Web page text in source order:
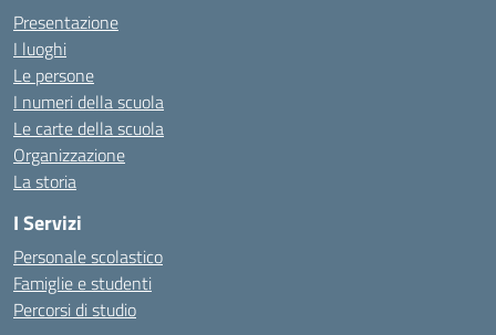
Presentazione
I luoghi
Le persone
I numeri della scuola
Le carte della scuola
Organizzazione
La storia
I Servizi
Personale scolastico
Famiglie e studenti
Percorsi di studio